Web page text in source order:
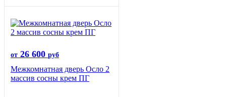
от 26 600 руб
Межкомнатная дверь Осло 2
массив сосны крем ПГ